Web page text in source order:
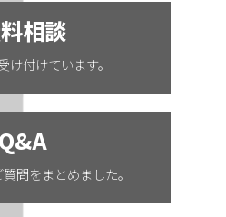
相談
け付けています。
Q&A
問をまとめました。